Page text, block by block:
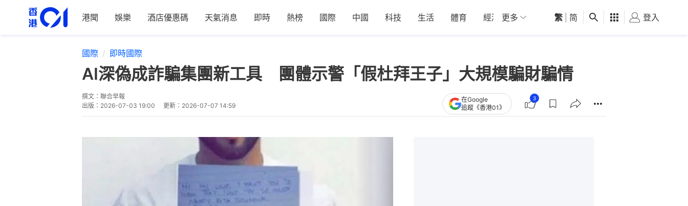
港聞 娛樂 酒店優惠碼 天氣消息 即時 熱榜 國際 中國 科技 生活 體育 經濟 01深圳 觀點 健康 好食玩飛
更多 繁 简 登入
國際 即時國際
AI深偽成詐騙集團新工具 團體示警「假杜拜王子」大規模騙財騙情
撰文： 聯合早報
出版： 2026-07-03 19:00 更新： 2026-07-07 14:59
在Google
追蹤《香港01》
3